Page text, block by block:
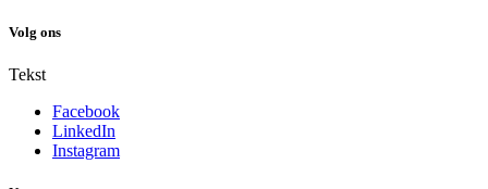
Volg ons
Tekst
Facebook
LinkedIn
Instagram